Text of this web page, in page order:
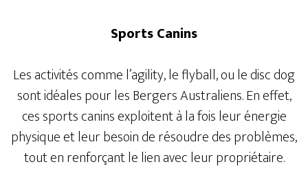
Sports Canins
Les activités comme l’agility, le flyball, ou le disc dog
sont idéales pour les Bergers Australiens. En effet,
ces sports canins exploitent à la fois leur énergie
physique et leur besoin de résoudre des problèmes,
tout en renforçant le lien avec leur propriétaire.